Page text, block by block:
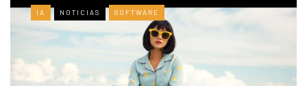
IA NOTICIAS SOFTWARE